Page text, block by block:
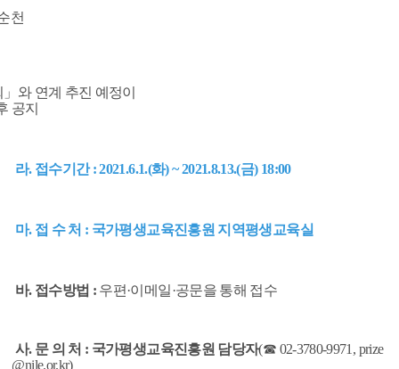
천
연계 추진 예정이
공지
라. 접수기간 : 2021.6.1.(화) ~ 2021.8.13.(금) 18:00
마. 접 수 처 : 국가평생교육진흥원 지역평생교육실
바. 접수방법 : 우편·이메일·공문을 통해 접수
사. 문 의 처 : 국가평생교육진흥원 담당자(☎ 02-3780-9971, prize
@nile.or.kr)